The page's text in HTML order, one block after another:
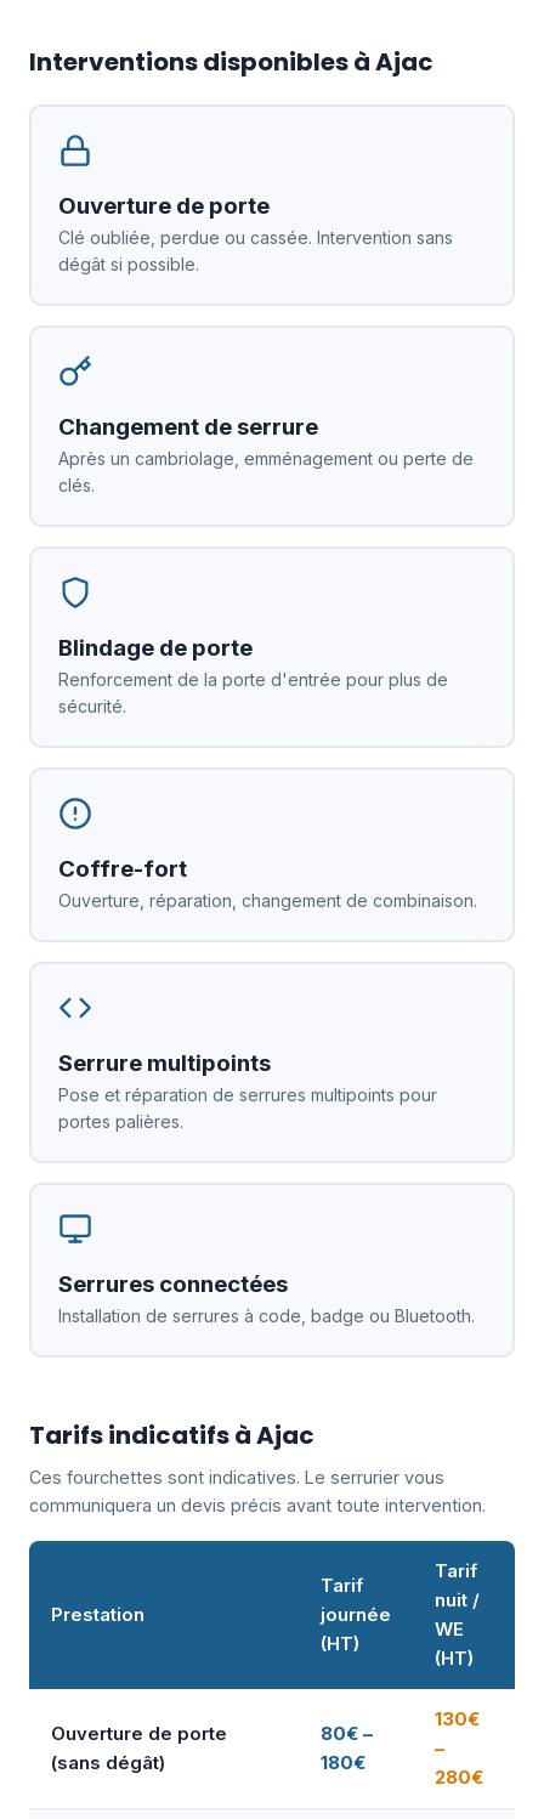
Interventions disponibles à Ajac
Ouverture de porte
Clé oubliée, perdue ou cassée. Intervention sans
dégât si possible.
Changement de serrure
Après un cambriolage, emménagement ou perte de
clés.
Blindage de porte
Renforcement de la porte d'entrée pour plus de
sécurité.
Coffre-fort
Ouverture, réparation, changement de combinaison.
Serrure multipoints
Pose et réparation de serrures multipoints pour
portes palières.
Serrures connectées
Installation de serrures à code, badge ou Bluetooth.
Tarifs indicatifs à Ajac
Ces fourchettes sont indicatives. Le serrurier vous
communiquera un devis précis avant toute intervention.
Prestation
Tarif
journée
(HT)
Tarif
nuit /
WE
(HT)
Ouverture de porte
(sans dégât)
80€ –
180€
130€
–
280€